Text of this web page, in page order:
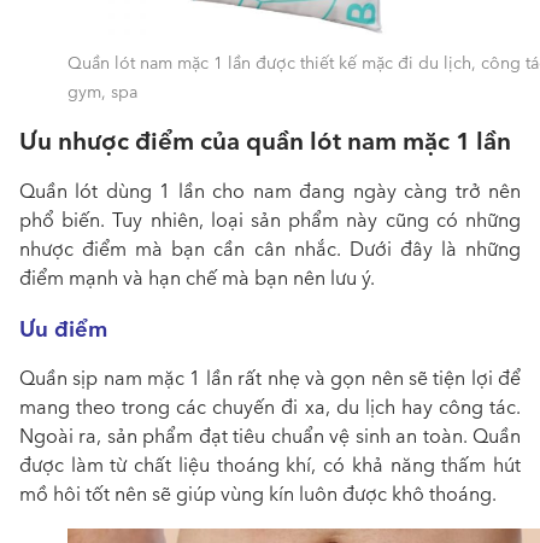
Quần lót nam mặc 1 lần được thiết kế mặc đi du lịch, công
gym, spa
Ưu nhược điểm của quần lót nam mặc 1 lần
Quần lót dùng 1 lần cho nam đang ngày càng trở nên
phổ biến. Tuy nhiên, loại sản phẩm này cũng có những
nhược điểm mà bạn cần cân nhắc. Dưới đây là những
điểm mạnh và hạn chế mà bạn nên lưu ý.
Ưu điểm
Quầnsịp nam mặc 1 lần rất nhẹ và gọn nên sẽ tiện lợi để
mang theo trong các chuyến đi xa, du lịch hay công tác.
Ngoài ra, sản phẩm đạt tiêu chuẩn vệ sinh an toàn. Quần
được làm từ chất liệu thoáng khí, có khả năng thấm hút
mồ hôi tốt nên sẽ giúp vùng kín luôn được khô thoáng.